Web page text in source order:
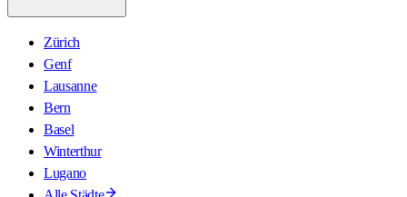
Zürich
Genf
Lausanne
Bern
Basel
Winterthur
Lugano